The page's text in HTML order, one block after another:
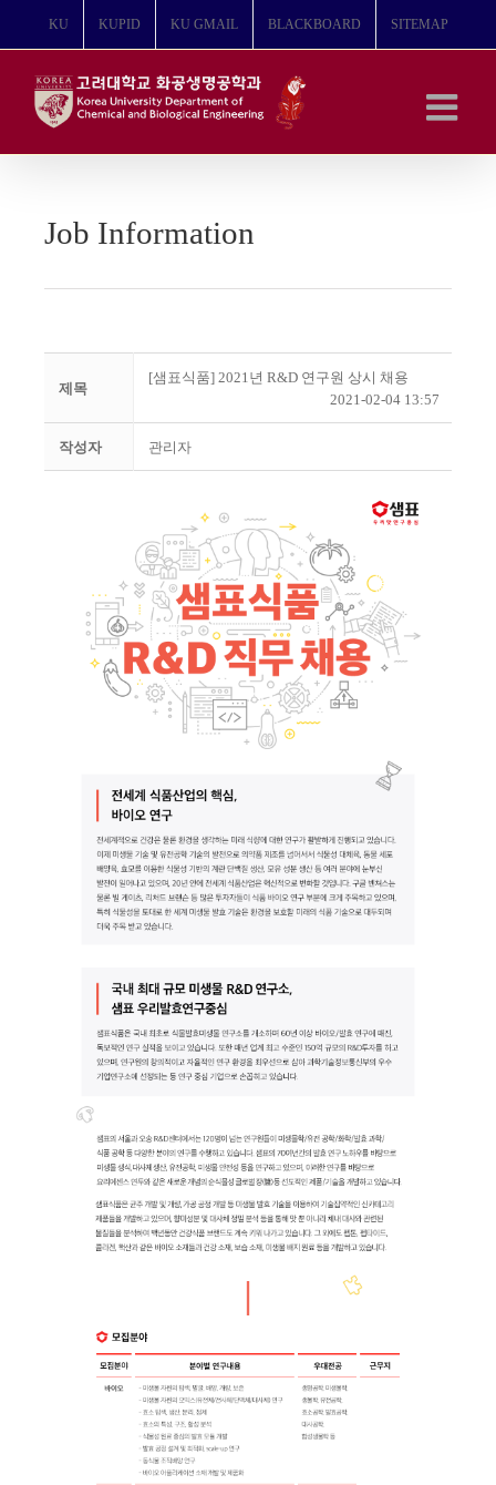
뛰
KU KUPID KU GMAIL BLACKBOARD SITEMAP
Job Information
제목
[샘표식품] 2021년 R&D 연구원 상시 채용
2021-02-04 13:57
작성자 관리자